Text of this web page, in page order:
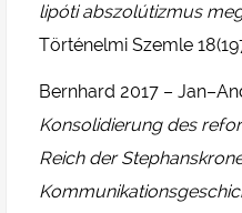
lipóti abszolútizmus
Történelmi Szemle
Bernhard 2017 –
Konsolidierung des
Reich der